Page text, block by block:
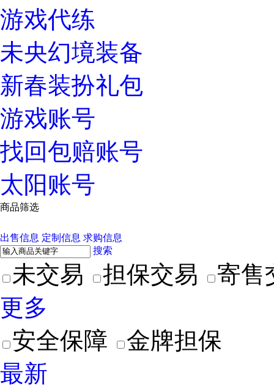
游戏代练
未央幻境装备
新春装扮礼包
游戏账号
找回包赔账号
太阳账号
商品筛选
出售信息 定制信息 求购信息
搜索
未交易 担保交易
寄售
更多
安全保障
金牌担保
最新